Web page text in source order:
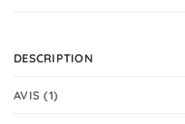
DESCRIPTION
AVIS (1)